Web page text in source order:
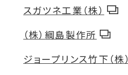
スガツネ工業（株）
（株）綱島製作所
ジョープリンス竹下（株）